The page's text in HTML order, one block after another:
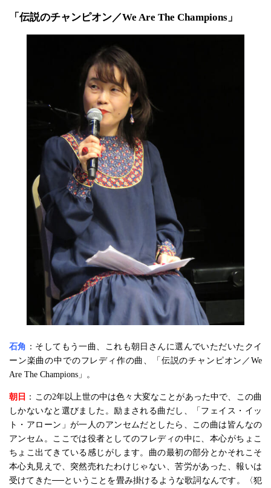
「伝説のチャンピオン／We Are The Champions」
石角 ：そしてもう一曲、これも朝日さんに選んでいただいたクイ
ーン楽曲の中でのフレディ作の曲、「伝説のチャンピオン／We
Are The Champions」。
朝日 ：この2年以上世の中は色々大変なことがあった中で、この曲
しかないなと選びました。励まされる曲だし、「フェイス・イッ
ト・アローン」が一人のアンセムだとしたら、この曲は皆んなの
アンセム。ここでは役者としてのフレディの中に、本心がちょこ
ちょこ出てきている感じがします。曲の最初の部分とかそれこそ
本心丸見えで、突然売れたわけじゃない、苦労があった、報いは
受けてきた──ということを畳み掛けるような歌詞なんです。〈犯